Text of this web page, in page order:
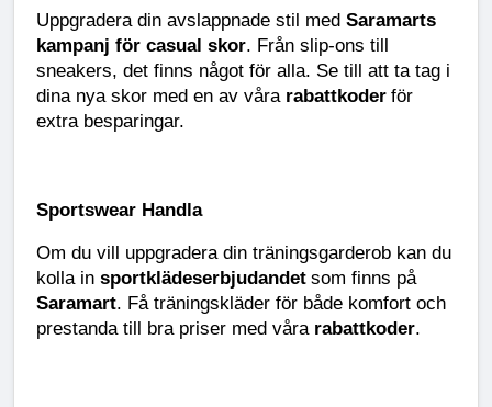
Uppgradera din avslappnade stil med Saramarts
kampanj för casual skor. Från slip-ons till
sneakers, det finns något för alla. Se till att ta tag i
dina nya skor med en av våra rabattkoder för
extra besparingar.
Sportswear Handla
Om du vill uppgradera din träningsgarderob kan du
kolla in sportklädeserbjudandet som finns på
Saramart. Få träningskläder för både komfort och
prestanda till bra priser med våra rabattkoder.